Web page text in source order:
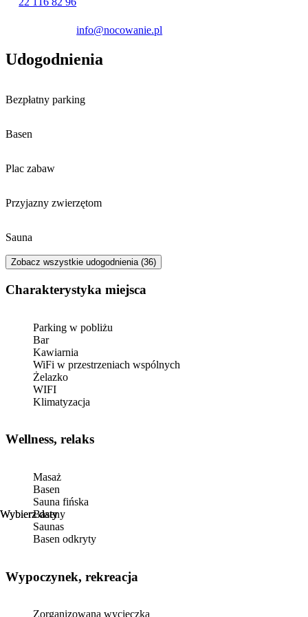
Antoniego.
info@nocowanie.pl
Wybierz daty
Wybierz daty
Udogodnienia
Bezpłatny parking
Basen
Plac zabaw
Przyjazny zwierzętom
Sauna
Zobacz wszystkie udogodnienia (36)
Charakterystyka miejsca
Parking w pobliżu
Bar
Kawiarnia
WiFi w przestrzeniach wspólnych
Żelazko
WIFI
Klimatyzacja
Wellness, relaks
Masaż
Basen
Sauna fińska
Baseny
Saunas
Basen odkryty
Wypoczynek, rekreacja
Zorganizowana wycieczka